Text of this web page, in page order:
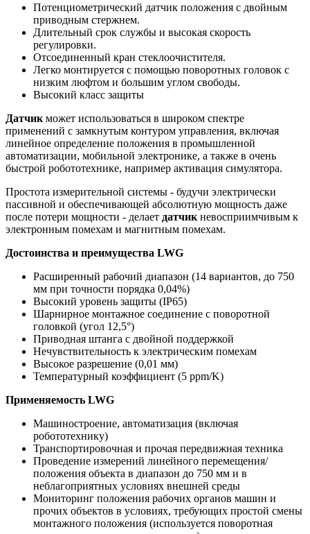
Потенциометрический датчик положения с двойным
приводным стержнем.
Длительный срок службы и высокая скорость
регулировки.
Отсоединенный кран стеклоочистителя.
Легко монтируется с помощью поворотных головок с
низким люфтом и большим углом свободы.
Высокий класс защиты
Датчик может использоваться в широком спектре
применений с замкнутым контуром управления, включая
линейное определение положения в промышленной
автоматизации, мобильной электронике, а также в очень
быстрой робототехнике, например активация симулятора.
Простота измерительной системы - будучи электрически
пассивной и обеспечивающей абсолютную мощность даже
после потери мощности - делает датчик невосприимчивым к
электронным помехам и магнитным помехам.
Достоинства и преимущества LWG
Расширенный рабочий диапазон (14 вариантов, до 750
мм при точности порядка 0,04%)
Высокий уровень защиты (IP65)
Шарнирное монтажное соединение с поворотной
головкой (угол 12,5°)
Приводная штанга с двойной поддержкой
Нечувствительность к электрическим помехам
Высокое разрешение (0,01 мм)
Температурный коэффициент (5 ppm/K)
Применяемость LWG
Машиностроение, автоматизация (включая
робототехнику)
Транспортировочная и прочая передвижная техника
Проведение измерений линейного перемещения/
положения объекта в диапазон до 750 мм и в
неблагоприятных условиях внешней среды
Мониторинг положения рабочих органов машин и
прочих объектов в условиях, требующих простой смены
монтажного положения (используется поворотная